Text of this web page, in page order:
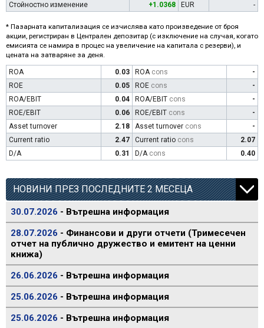
Стойностно изменение
+1.0368 EUR -
* Пазарната капитализация се изчислява като произведение от броя
акции, регистриран в Централен депозитар (с изключение на случая, когато
емисията се намира в процес на увеличение на капитала с резерви), и
цената на затваряне за деня.
ROA 0.03 ROA cons
-
ROE
0.05 ROE cons
-
ROA/EBIT
0.04 ROA/EBIT cons
-
ROE/EBIT
0.06 ROE/EBIT cons
-
Asset turnover
2.18 Asset turnover cons
-
Current ratio
2.47 Current ratio cons
2.07
D/A
0.31 D/A cons 0.40
НОВИНИ ПРЕЗ ПОСЛЕДНИТЕ 2 МЕСЕЦА
30.07.2026 - Вътрешна информация
28.07.2026 - Финансови и други отчети (Тримесечен
отчет на публично дружество и емитент на ценни
книжа)
26.06.2026 - Вътрешна информация
25.06.2026 - Вътрешна информация
25.06.2026 - Вътрешна информация